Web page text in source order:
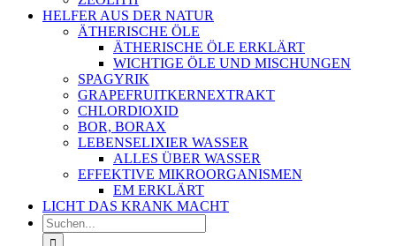
HELFER AUS DER NATUR
ÄTHERISCHE ÖLE
ÄTHERISCHE ÖLE ERKLÄRT
WICHTIGE ÖLE UND MISCHUNGEN
SPAGYRIK
GRAPEFRUITKERNEXTRAKT
CHLORDIOXID
BOR, BORAX
LEBENSELIXIER WASSER
ALLES ÜBER WASSER
EFFEKTIVE MIKROORGANISMEN
EM ERKLÄRT
LICHT DAS KRANK MACHT
Suche
nach: